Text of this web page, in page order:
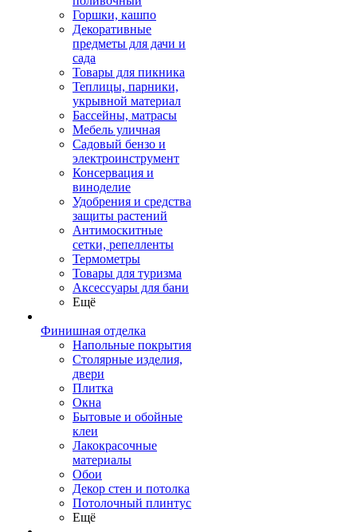
Горшки, кашпо
Декоративные
предметы для дачи и
сада
Товары для пикника
Теплицы, парники,
укрывной материал
Бассейны, матрасы
Мебель уличная
Садовый бензо и
электроинструмент
Консервация и
виноделие
Удобрения и средства
защиты растений
Антимоскитные
сетки, репелленты
Термометры
Товары для туризма
Аксессуары для бани
Ещё
Финишная отделка
Напольные покрытия
Столярные изделия,
двери
Плитка
Окна
Бытовые и обойные
клеи
Лакокрасочные
материалы
Обои
Декор стен и потолка
Потолочный плинтус
Ещё